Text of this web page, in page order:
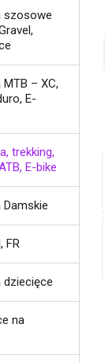
szosowe
MTB – XC,
E-
trekking,
E-bike
Damskie
FR
dziecięce
na